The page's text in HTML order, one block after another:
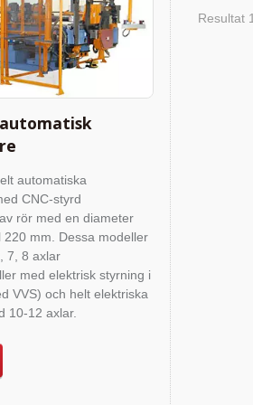
automatiska
CNC-styrd
rör med en diameter
220 mm. Dessa modeller
7, 8 axlar
med elektrisk styrning i
VVS) och helt elektriska
10-12 axlar.
Resultat